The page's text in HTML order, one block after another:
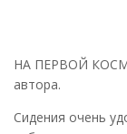
НА ПЕРВОЙ
автора.
Сидения очень